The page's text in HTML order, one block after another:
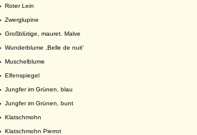
› Roter Lein
› Zwerglupine
› Großblütige, mauret. Malve
› Wunderblume ,Belle de nuit’
› Muschelblume
› Elfenspiegel
› Jungfer im Grünen, blau
› Jungfer im Grünen, bunt
› Klatschmohn
› Klatschmohn Pierrot